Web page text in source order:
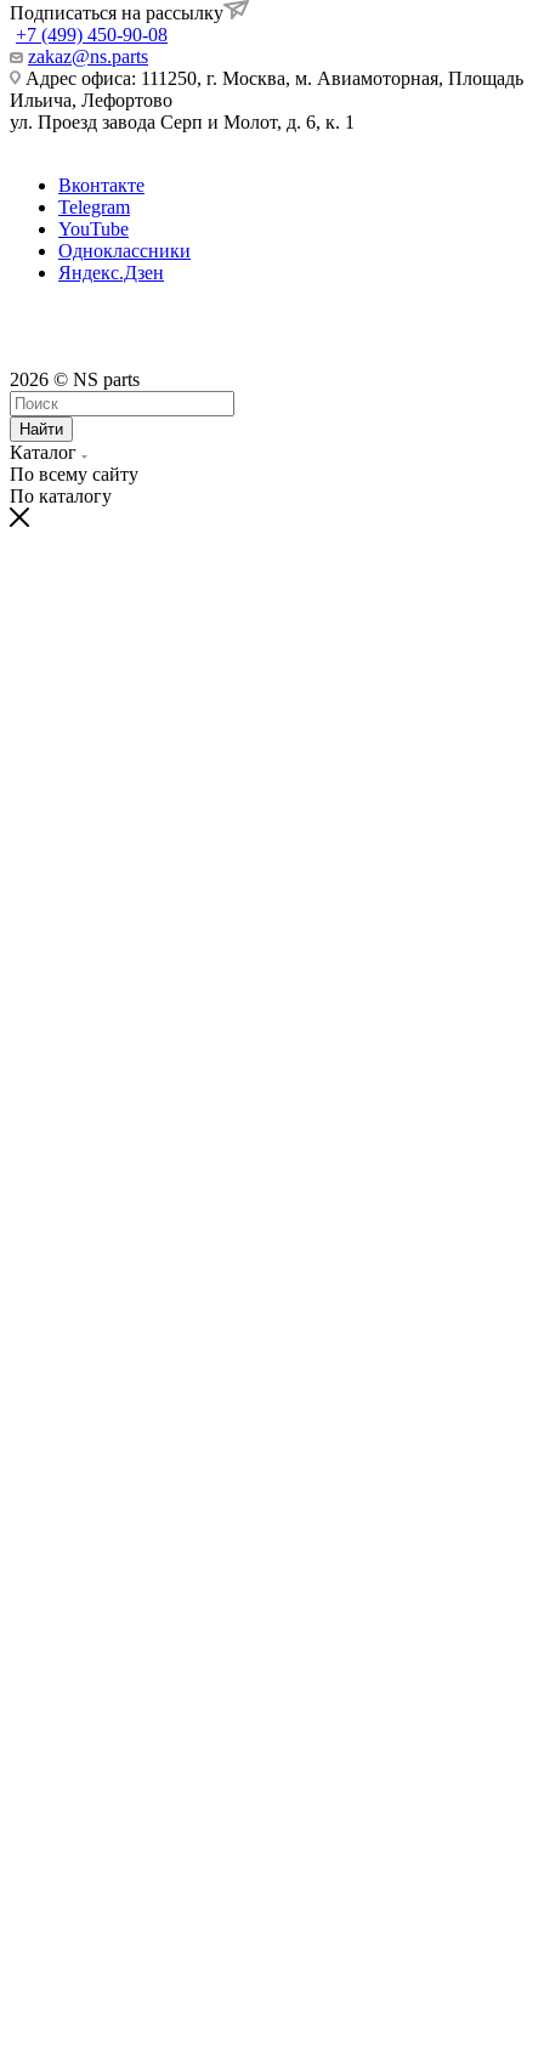
Подписаться на рассылку
+7 (499) 450-90-08
zakaz@ns.parts
Адрес офиса: 111250, г. Москва, м. Авиамоторная, Площадь
Ильича, Лефортово
ул. Проезд завода Серп и Молот, д. 6, к. 1
Вконтакте
Telegram
YouTube
Одноклассники
Яндекс.Дзен
2026 © NS parts
Найти
Каталог
По всему сайту
По каталогу